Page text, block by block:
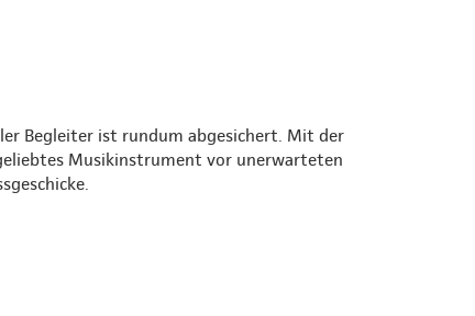
Begleiter ist rundum abgesichert. Mit der
Musikinstrument vor unerwarteten